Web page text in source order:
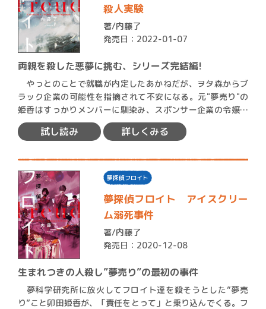
殺人実験
著/内藤了
発売日：2022-01-07
両親を殺した悪夢に挑む、シリーズ完結編!
やっとのことで就職が内定したあかねだが、ヲタ森からブ
ラック企業の可能性を指摘されて不安になる。元"夢売り"の
姫香はすっかりメンバーに馴染み、スポンサー企業の令嬢で
ある翠…
試し読み 詳しくみる
夢探偵フロイト
夢探偵フロイト アイスクリー
ム溺死事件
著/内藤了
発売日：2020-12-08
生まれつきの人殺し”夢売り”の最初の事件
夢科学研究所に放火してフロイト達を殺そうとした”夢売
り”こと卯田姫香が、「責任をとって」と乗り込んでくる。フ